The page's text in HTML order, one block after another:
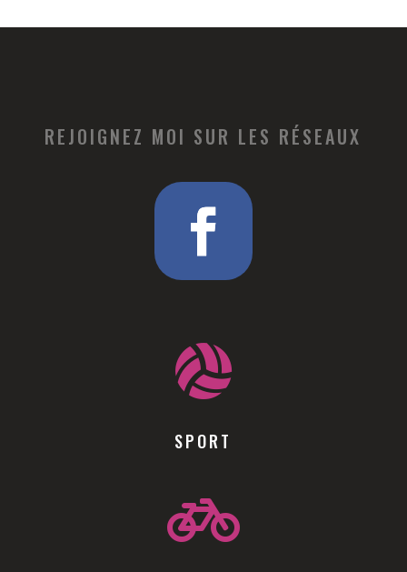
REJOIGNEZ MOI SUR LES RÉSEAUX

SPORT
